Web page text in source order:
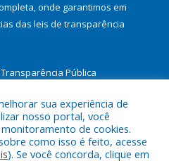
onde garantimos em
das leis de transparência
Pública
a Prefeitura Municipal de
sua experiência de
nosso portal, você
de cookies.
como isso é feito, acesse
). Se você concorda, clique em